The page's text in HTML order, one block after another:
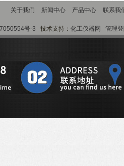
关于我们 新闻中心 产品中心 联系我
号-3 技术支持： 化工仪器网 管理